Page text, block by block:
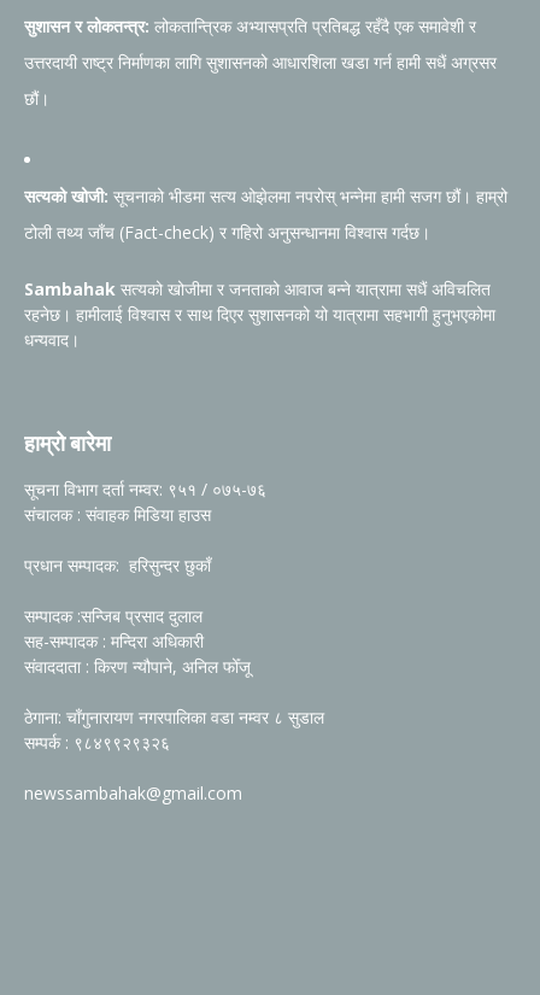
सुशासन र लोकतन्त्र: लोकतान्त्रिक अभ्यासप्रति प्रतिबद्ध रहँदै एक समावेशी र
उत्तरदायी राष्ट्र निर्माणका लागि सुशासनको आधारशिला खडा गर्न हामी सधैं अग्रसर
छौं।
सत्यको खोजी: सूचनाको भीडमा सत्य ओझेलमा नपरोस् भन्नेमा हामी सजग छौं। हाम्रो
टोली तथ्य जाँच (Fact-check) र गहिरो अनुसन्धानमा विश्वास गर्दछ।
Sambahak सत्यको खोजीमा र जनताको आवाज बन्ने यात्रामा सधैं अविचलित
रहनेछ। हामीलाई विश्वास र साथ दिएर सुशासनको यो यात्रामा सहभागी हुनुभएकोमा
धन्यवाद।
हाम्रो बारेमा
सूचना विभाग दर्ता नम्वर: ९५१ / ०७५-७६
संचालक : संवाहक मिडिया हाउस
प्रधान सम्पादक: हरिसुन्दर छुकाँ
सम्पादक :सन्जिब प्रसाद दुलाल
सह-सम्पादक : मन्दिरा अधिकारी
संवाददाता : किरण न्यौपाने, अनिल फोँजू
ठेगाना: चाँगुनारायण नगरपालिका वडा नम्वर ८ सुडाल
सम्पर्क : ९८४९९२९३२६
newssambahak@gmail.com